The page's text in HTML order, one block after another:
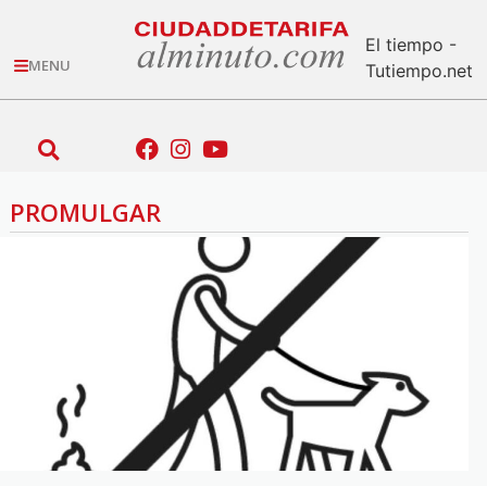
MENU
El tiempo -
Tutiempo.net
PROMULGAR